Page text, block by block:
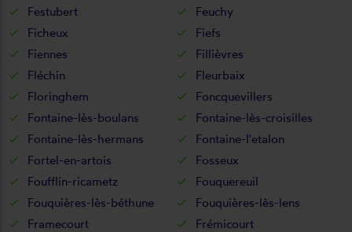
Festubert
Feuchy
Ficheux
Fiefs
Fiennes
Fillièvres
Fléchin
Fleurbaix
Floringhem
Foncquevillers
Fontaine-lès-boulans
Fontaine-lès-croisilles
Fontaine-lès-hermans
Fontaine-l'etalon
Fortel-en-artois
Fosseux
Foufflin-ricametz
Fouquereuil
Fouquières-lès-béthune
Fouquières-lès-lens
Framecourt
Frémicourt